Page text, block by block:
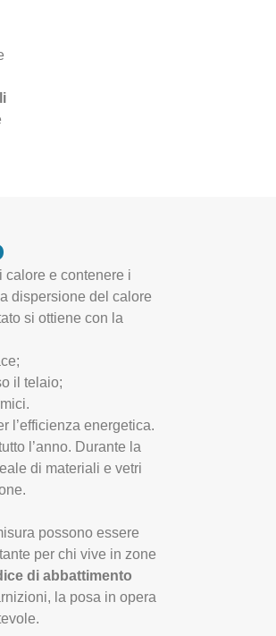
calore e contenere i
dispersione del calore
si ottiene con la
il telaio;
l’efficienza energetica.
l’anno. Durante la
di materiali e vetri
possono essere
per chi vive in zone
di abbattimento
la posa in opera